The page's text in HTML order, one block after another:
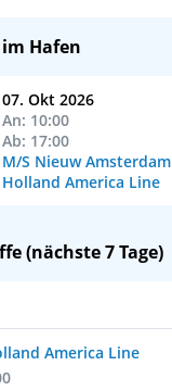
Hafen
07. Okt 2026
An: 10:00
Ab: 17:00
M/S Nieuw Amsterdam
Holland America Line
(nächste 7 Tage)
America Line